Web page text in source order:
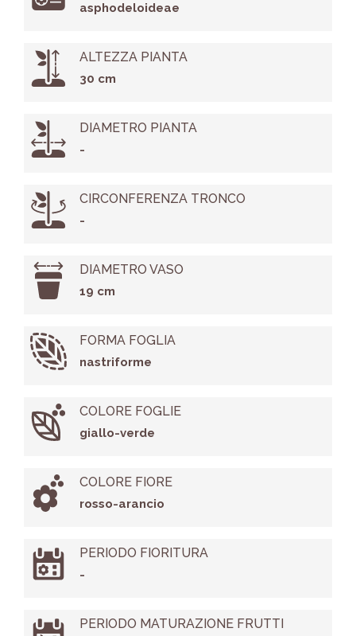
asphodeloideae
ALTEZZA PIANTA
30 cm
DIAMETRO PIANTA
-
CIRCONFERENZA TRONCO
-
DIAMETRO VASO
19 cm
FORMA FOGLIA
nastriforme
COLORE FOGLIE
giallo-verde
COLORE FIORE
rosso-arancio
PERIODO FIORITURA
-
PERIODO MATURAZIONE FRUTTI